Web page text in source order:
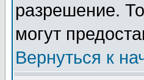
разрешение.
могут
Вернуться к